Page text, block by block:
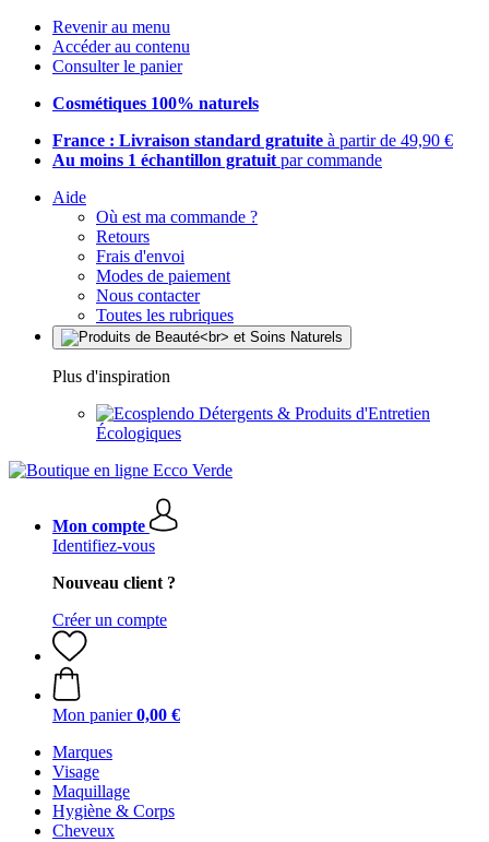
Revenir au menu
Accéder au contenu
Consulter le panier
Cosmétiques 100% naturels
France : Livraison standard gratuite à partir de 49,90 €
Au moins 1 échantillon gratuit par commande
Aide
Où est ma commande ?
Retours
Frais d'envoi
Modes de paiement
Nous contacter
Toutes les rubriques
Plus d'inspiration
Détergents & Produits d'Entretien
Écologiques
Mon compte
Identifiez-vous
Nouveau client ?
Créer un compte
Mon panier 0,00 €
Marques
Visage
Maquillage
Hygiène & Corps
Cheveux